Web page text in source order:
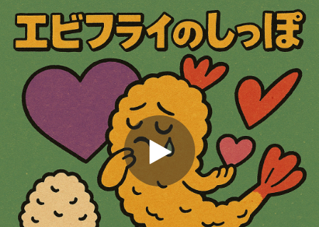
You're all set!
エビフライのしっぽ (feat. Hina)
エビフライのしっぽ (feat. Hina)
03:30